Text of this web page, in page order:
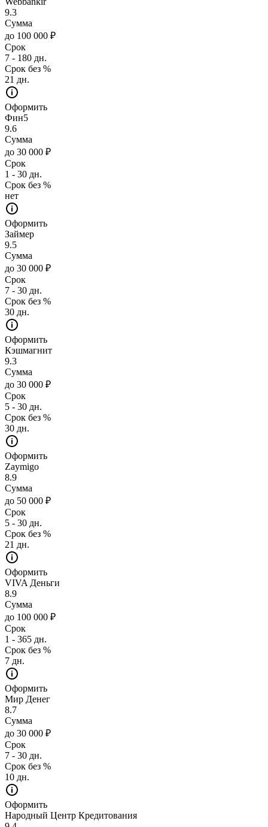
9.3
Сумма
до 100 000 ₽
Срок
7 - 180 дн.
Срок без %
21 дн.
Оформить
Фин5
9.6
Сумма
до 30 000 ₽
Срок
1 - 30 дн.
Срок без %
нет
Оформить
Займер
9.5
Сумма
до 30 000 ₽
Срок
7 - 30 дн.
Срок без %
30 дн.
Оформить
Кэшмагнит
9.3
Сумма
до 30 000 ₽
Срок
5 - 30 дн.
Срок без %
30 дн.
Оформить
Zaymigo
8.9
Сумма
до 50 000 ₽
Срок
5 - 30 дн.
Срок без %
21 дн.
Оформить
VIVA Деньги
8.9
Сумма
до 100 000 ₽
Срок
1 - 365 дн.
Срок без %
7 дн.
Оформить
Мир Денег
8.7
Сумма
до 30 000 ₽
Срок
7 - 30 дн.
Срок без %
10 дн.
Оформить
Народный Центр Кредитования